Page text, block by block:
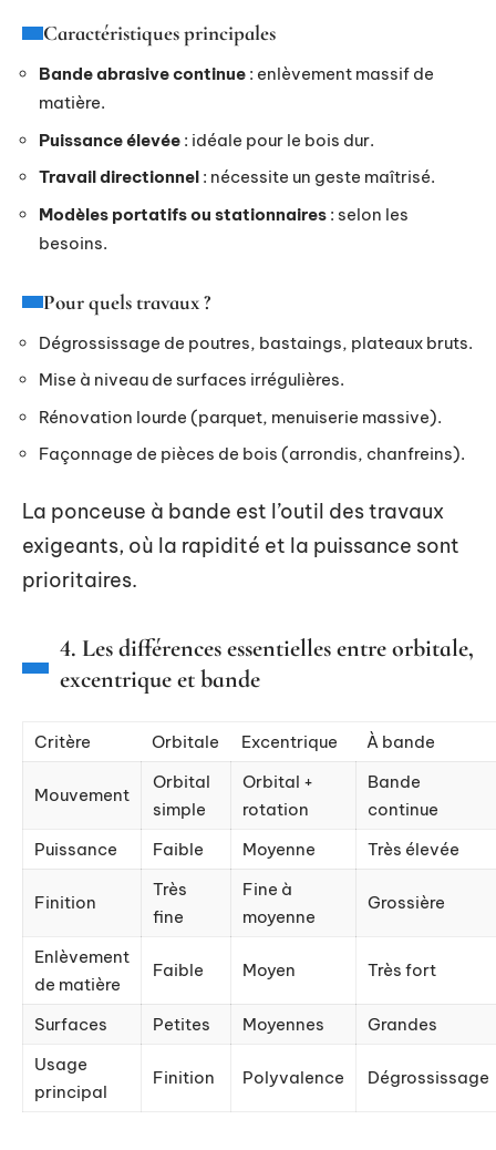
Caractéristiques principales
Bande abrasive continue : enlèvement massif de
matière.
Puissance élevée : idéale pour le bois dur.
Travail directionnel : nécessite un geste maîtrisé.
Modèles portatifs ou stationnaires : selon les
besoins.
Pour quels travaux ?
Dégrossissage de poutres, bastaings, plateaux bruts.
Mise à niveau de surfaces irrégulières.
Rénovation lourde (parquet, menuiserie massive).
Façonnage de pièces de bois (arrondis, chanfreins).
La ponceuse à bande est l’outil des travaux
exigeants, où la rapidité et la puissance sont
prioritaires.
4. Les différences essentielles entre orbitale,
excentrique et bande
Critère Orbitale Excentrique À bande
Mouvement
Orbital
simple
Orbital +
rotation
Bande
continue
Puissance
Faible Moyenne Très élevée
Finition
Très
fine
Fine à
moyenne
Grossière
Enlèvement
de matière
Faible Moyen Très fort
Surfaces Petites Moyennes
Grandes
Usage
principal
Finition Polyvalence Dégrossissage